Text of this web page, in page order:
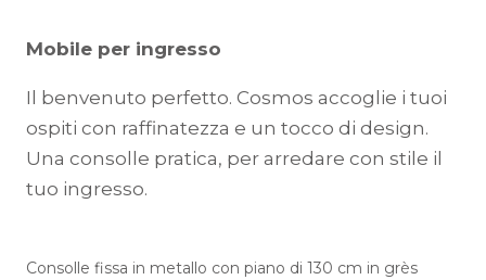
Mobile per ingresso
Il benvenuto perfetto. Cosmos accoglie i tuoi
ospiti con raffinatezza e un tocco di design.
Una consolle pratica, per arredare con stile il
tuo ingresso.
Consolle fissa in metallo con piano di 130 cm in grès